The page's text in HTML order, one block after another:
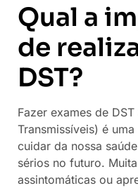
Qual a
de
DST?
Fazer exames de
Transmissíveis) é
cuidar da nossa
sérios no futuro.
assintomáticas ou